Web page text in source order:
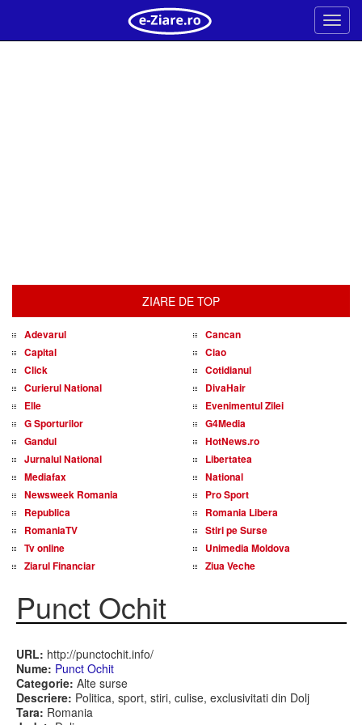
Meniu
ZIARE DE TOP
Adevarul
Cancan
Capital
Ciao
Click
Cotidianul
Curierul National
DivaHair
Elle
Evenimentul Zilei
G Sporturilor
G4Media
Gandul
HotNews.ro
Jurnalul National
Libertatea
Mediafax
National
Newsweek Romania
Pro Sport
Republica
Romania Libera
RomaniaTV
Stiri pe Surse
Tv online
Unimedia Moldova
Ziarul Financiar
Ziua Veche
Punct Ochit
URL: http://punctochit.info/
Nume: Punct Ochit
Categorie: Alte surse
Descriere: Politica, sport, stiri, culise, exclusivitati din Dolj
Tara: Romania